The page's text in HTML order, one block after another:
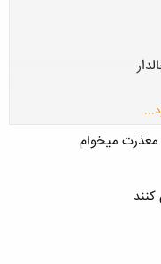
دلی سینده ن
معذرت میخوام